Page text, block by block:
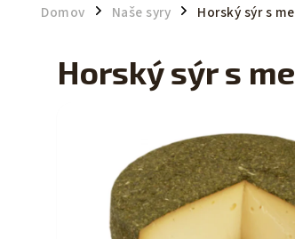
Domov / Naše syry / Horský sýr s
Horský sýr s